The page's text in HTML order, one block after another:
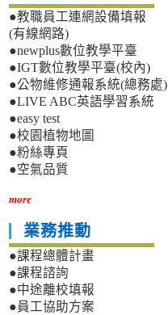
●教職員工連網設備填報
(有線網路)
●newplus數位教學平臺
●IGT數位教學平臺(校內)
●公物維修通報系統(總務處)
●LIVE ABC英語學習系統
●easy test
●校園植物地圖
●粉絲專頁
●空氣品質
more
業務推動
●課程總體計畫
●課程諮詢
●中途離校填報
●員工協助方案